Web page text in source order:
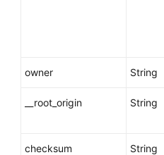
owner String
__root_origin String
checksum String